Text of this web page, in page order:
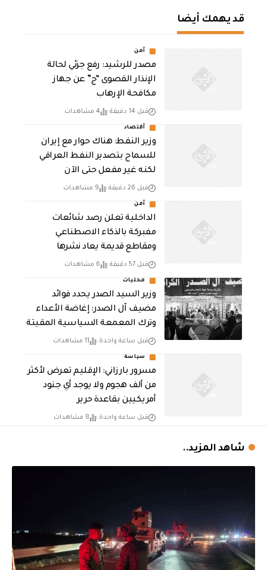
قد يهمك أيضا
أمن
مصدر للرشيد: رفع جزئي لحالة
الإنذار القصوى “ج” عن جهاز
مكافحة الإرهاب
قبل 14 دقيقة 4 مشاهدات
أقتصاد
وزير النفط: هناك حوار مع إيران
للسماح بتصدير النفط العراقي
لكنه غير مفعل حتى الآن
قبل 26 دقيقة 9 مشاهدات
أمن
الداخلية تعلن رصد شائعات
مفبركة بالذكاء الاصطناعي
ومقاطع قديمة يعاد نشرها
قبل 57 دقيقة 6 مشاهدات
محليات
وزير السيد الصدر يحدد فوائد
مضيف آل الصدر: إغاضة الأعداء
وترك المعمعة السياسية المقيتة
قبل ساعة واحدة 11 مشاهدات
سياسة
مسرور بارزاني: الإقليم تعرض لأكثر
من ألف هجوم ولا يوجد أي جنود
أمريكيين بقاعدة حرير
قبل ساعة واحدة 8 مشاهدات
شاهد المزيد..